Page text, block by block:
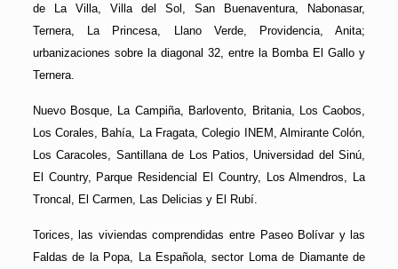
de La Villa, Villa del Sol, San Buenaventura, Nabonasar,
Ternera, La Princesa, Llano Verde, Providencia, Anita;
urbanizaciones sobre la diagonal 32, entre la Bomba El Gallo y
Ternera.
Nuevo Bosque, La Campiña, Barlovento, Britania, Los Caobos,
Los Corales, Bahía, La Fragata, Colegio INEM, Almirante Colón,
Los Caracoles, Santillana de Los Patios, Universidad del Sinú,
El Country, Parque Residencial El Country, Los Almendros, La
Troncal, El Carmen, Las Delicias y El Rubí.
Torices, las viviendas comprendidas entre Paseo Bolívar y las
Faldas de la Popa, La Española, sector Loma de Diamante de